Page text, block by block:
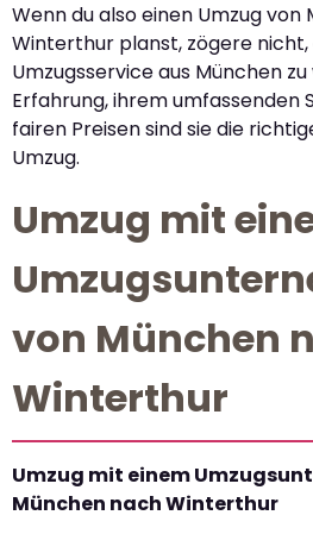
Wenn du also einen Umzug von
Winterthur planst, zögere
Umzugsservice aus München
Erfahrung, ihrem umfassenden
fairen Preisen sind sie die
Umzug.
Umzug mit
von München
Winterthur
Umzug mit einem
München nach Winterthur